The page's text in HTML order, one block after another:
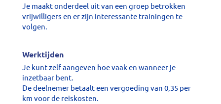
Je maakt onderdeel uit van een groep betrokken
vrijwilligers en er zijn interessante trainingen te
volgen.
Werktijden
Je kunt zelf aangeven hoe vaak en wanneer je
inzetbaar bent.
De deelnemer betaalt een vergoeding van 0,35 per
km voor de reiskosten.